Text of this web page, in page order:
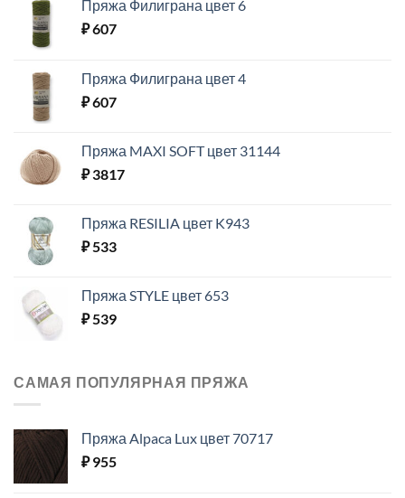
Пряжа Филиграна цвет 6
₽607
Пряжа Филиграна цвет 4
₽607
Пряжа MAXI SOFT цвет 31144
₽3817
Пряжа RESILIA цвет K943
₽533
Пряжа STYLE цвет 653
₽539
САМАЯ ПОПУЛЯРНАЯ ПРЯЖА
Пряжа Alpaca Lux цвет 70717
₽955